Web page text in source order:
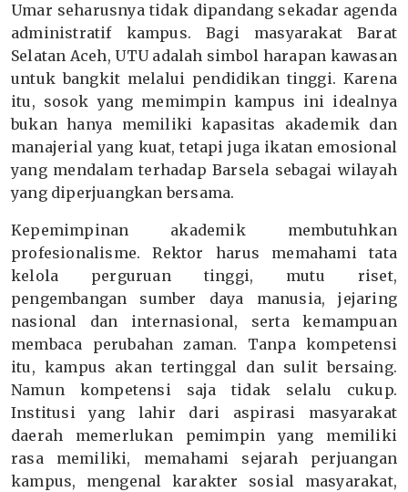
Umar seharusnya tidak dipandang sekadar agenda
administratif kampus. Bagi masyarakat Barat
Selatan Aceh, UTU adalah simbol harapan kawasan
untuk bangkit melalui pendidikan tinggi. Karena
itu, sosok yang memimpin kampus ini idealnya
bukan hanya memiliki kapasitas akademik dan
manajerial yang kuat, tetapi juga ikatan emosional
yang mendalam terhadap Barsela sebagai wilayah
yang diperjuangkan bersama.
Kepemimpinan akademik membutuhkan
profesionalisme. Rektor harus memahami tata
kelola perguruan tinggi, mutu riset,
pengembangan sumber daya manusia, jejaring
nasional dan internasional, serta kemampuan
membaca perubahan zaman. Tanpa kompetensi
itu, kampus akan tertinggal dan sulit bersaing.
Namun kompetensi saja tidak selalu cukup.
Institusi yang lahir dari aspirasi masyarakat
daerah memerlukan pemimpin yang memiliki
rasa memiliki, memahami sejarah perjuangan
kampus, mengenal karakter sosial masyarakat,